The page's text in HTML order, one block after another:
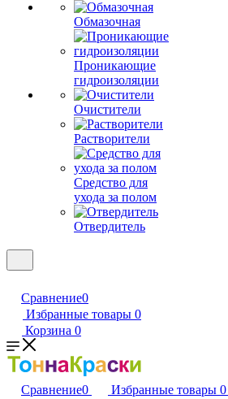
Обмазочная
Проникающие
гидроизоляции
Очистители
Растворители
Средство для
ухода за полом
Отвердитель
Сравнение0
Избранные товары 0
Корзина 0
Сравнение0 Избранные товары 0